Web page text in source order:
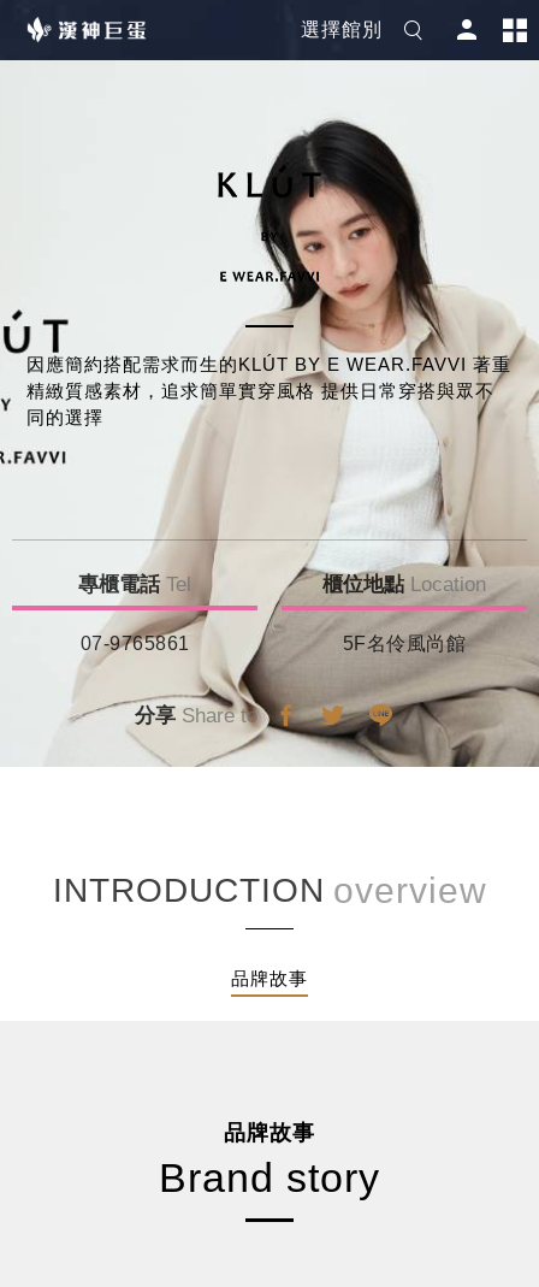
選擇館別
因應簡約搭配需求而生的KLÚT BY E WEAR.FAVVI 著重
精緻質感素材，追求簡單實穿風格 提供日常穿搭與眾不
同的選擇
專櫃電話 Tel
07-9765861
櫃位地點 Location
5F名伶風尚館
分享 Share to
INTRODUCTION
品牌故事
品牌故事
Brand story